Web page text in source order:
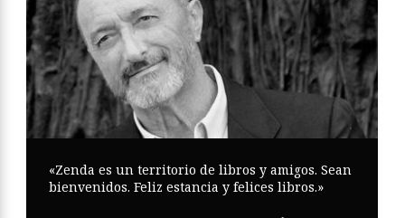
«Zenda es un territorio de libros y amigos. Sean
bienvenidos. Feliz estancia y felices libros.»